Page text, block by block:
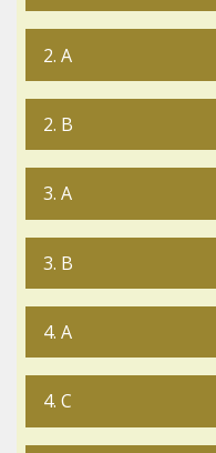
2. A
2. B
3. A
3. B
4. A
4. C